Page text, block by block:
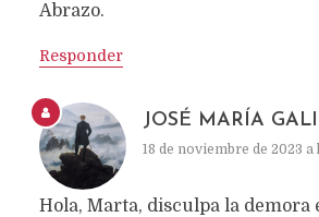
Abrazo.
Responder
JOSÉ MARÍA
18 de noviembre de 2023 a
Hola, Marta, disculpa la demora